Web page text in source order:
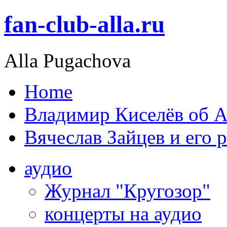
fan-club-alla.ru
Alla Pugachova
Home
Владимир Киселёв об
Вячеслав Зайцев и его
аудио
Журнал "Кругозор"
концерты на аудио